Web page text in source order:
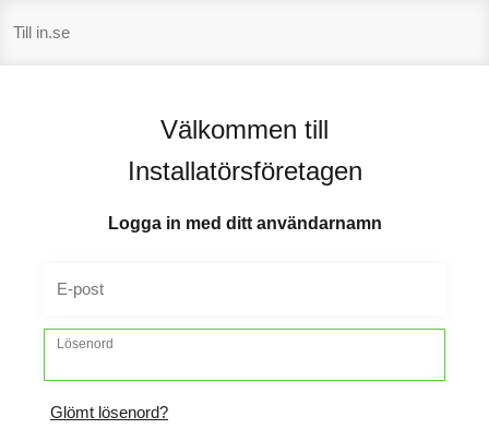
innehåll
Till in.se
Välkommen till
Installatörsföretagen
Logga in med ditt användarnamn
E-post
Lösenord
Glömt lösenord?